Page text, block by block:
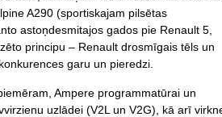
A290 (sportiskajam pilsētas
astoņdesmitajos gados pie Renault 5,
principu – Renault drosmīgais tēls un
garu un pieredzi.
Ampere programmatūrai un
uzlādei (V2L un V2G), kā arī